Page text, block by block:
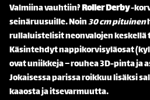
Valmiina vauhtiin?Roller Derby-
seinäruusuille. Noin30 cm pituinen
rullaluistelisit neonvalojen keskellä
Käsintehdyt nappikorvisyläosat
ovat uniikkeja – rouhea 3D-pinta ja
Jokaisessa parissa roikkuu lisäksi
kaaosta ja itsevarmuutta.